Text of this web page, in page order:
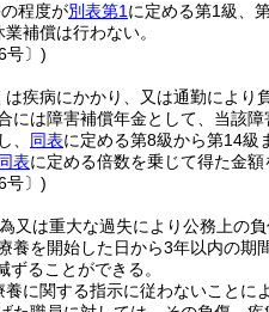
程度が別表第1 に定める第1級、
補償は行わない。
号〕)
疾病にかかり、又は通勤により
には障害補償年金として、当該障
、 同表に定める第8級から第14級
表に定める倍数を乗じて得た金額
号〕)
又は重大な過失により公務上の
養を開始した日から3年以内の
ることができる。
に関する指示に従わないこと